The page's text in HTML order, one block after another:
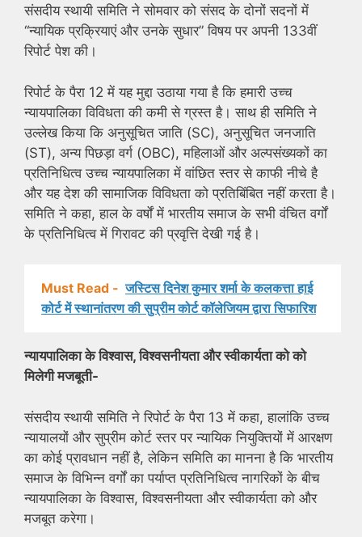
संसदीय स्थायी समिति ने सोमवार को संसद के दोनों सदनों में
“न्यायिक प्रक्रियाएं और उनके सुधार” विषय पर अपनी 133वीं
रिपोर्ट पेश की।
रिपोर्ट के पैरा 12 में यह मुद्दा उठाया गया है कि हमारी उच्च
न्यायपालिका विविधता की कमी से ग्रस्त है। साथ ही समिति ने
उल्लेख किया कि अनुसूचित जाति (SC), अनुसूचित जनजाति
(ST), अन्य पिछड़ा वर्ग (OBC), महिलाओं और अल्पसंख्यकों का
प्रतिनिधित्व उच्च न्यायपालिका में वांछित स्तर से काफी नीचे है
और यह देश की सामाजिक विविधता को प्रतिबिंबित नहीं करता है।
समिति ने कहा, हाल के वर्षों में भारतीय समाज के सभी वंचित वर्गों
के प्रतिनिधित्व में गिरावट की प्रवृत्ति देखी गई है।
Must Read - जस्टिस दिनेश कुमार शर्मा के कलकत्ता हाई
कोर्ट में स्थानांतरण की सुप्रीम कोर्ट कॉलेजियम द्वारा सिफारिश
न्यायपालिका के विश्वास, विश्वसनीयता और स्वीकार्यता को को
मिलेगी मजबूती-
संसदीय स्थायी समिति ने रिपोर्ट के पैरा 13 में कहा, हालांकि उच्च
न्यायालयों और सुप्रीम कोर्ट स्तर पर न्यायिक नियुक्तियों में आरक्षण
का कोई प्रावधान नहीं है, लेकिन समिति का मानना है कि भारतीय
समाज के विभिन्न वर्गों का पर्याप्त प्रतिनिधित्व नागरिकों के बीच
न्यायपालिका के विश्वास, विश्वसनीयता और स्वीकार्यता को और
मजबूत करेगा।